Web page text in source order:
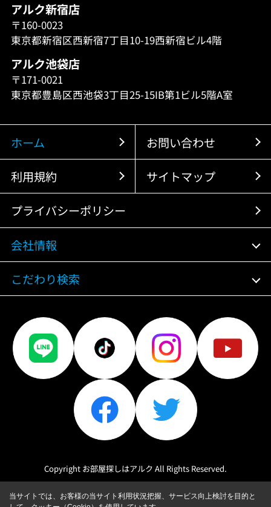
アルク新宿店
〒160-0023
東京都新宿区西新宿7丁目10-19西新宿ビル4階
アルク池袋店
〒171-0021
東京都豊島区西池袋3丁目25-15IB第1ビル5階A室
ホーム お問い合わせ
利用規約 サイトマップ
プライバシーポリシー
会社情報
こだわり検索
Copyright お部屋探しはアルク All Rights Reserved.
当サイトでは、お客様の当サイト利用状況把握、サービス向上検討を目的と